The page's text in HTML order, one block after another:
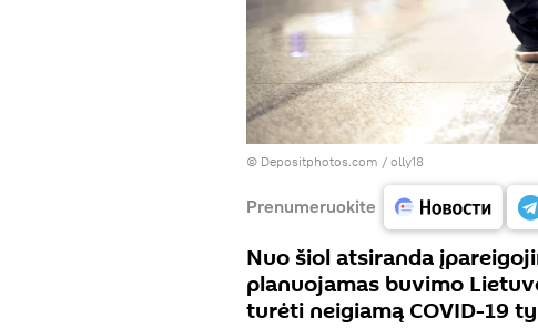
© Depositphotos.com / olly18
Prenumeruokite
Nuo šiol atsiranda
planuojamas buvimo
turėti neigiamą COVID-19